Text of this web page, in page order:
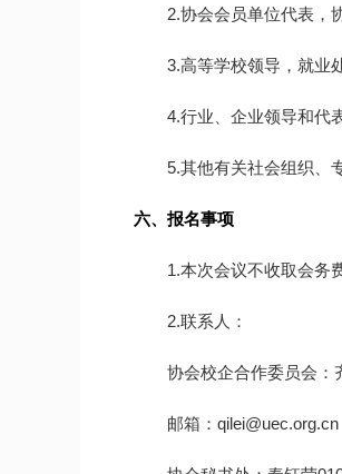
2.协会会员单位代表，
3.高等学校领导，就业
4.行业、企业领导和代
5.其他有关社会组织、
六、报名事项
1.本次会议不收取会务
2.联系人：
协会校企合作委员会：
邮箱：qilei@uec.org.cn